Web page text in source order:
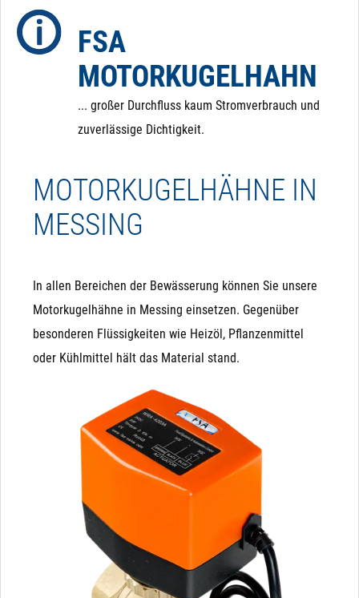
eine definierte Position zurückfährt.
FSA
MOTORKUGELHAHN
... großer Durchfluss kaum Stromverbrauch und
zuverlässige Dichtigkeit.
MOTORKUGELHÄHNE IN
MESSING
In allen Bereichen der Bewässerung können Sie unsere
Motorkugelhähne in Messing einsetzen. Gegenüber
besonderen Flüssigkeiten wie Heizöl, Pflanzenmittel
oder Kühlmittel hält das Material stand.